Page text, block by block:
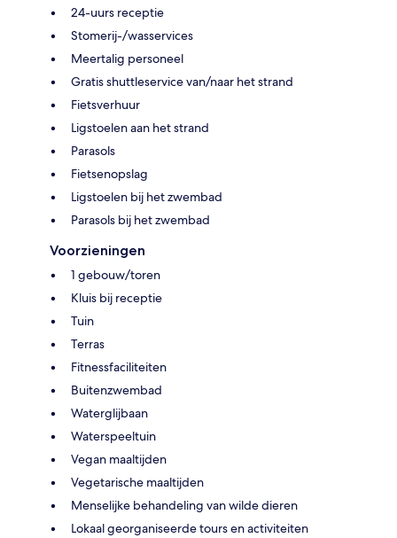
24-uurs receptie
Stomerij-/wasservices
Meertalig personeel
Gratis shuttleservice van/naar het strand
Fietsverhuur
Ligstoelen aan het strand
Parasols
Fietsenopslag
Ligstoelen bij het zwembad
Parasols bij het zwembad
Voorzieningen
1 gebouw/toren
Kluis bij receptie
Tuin
Terras
Fitnessfaciliteiten
Buitenzwembad
Waterglijbaan
Waterspeeltuin
Vegan maaltijden
Vegetarische maaltijden
Menselijke behandeling van wilde dieren
Lokaal georganiseerde tours en activiteiten